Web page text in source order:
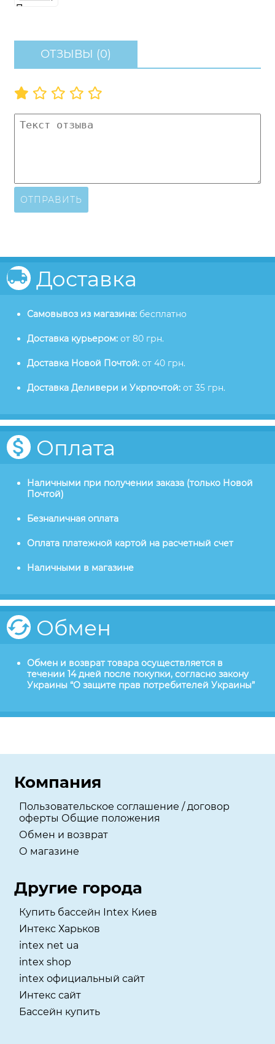
ОТЗЫВЫ (0)
ОТПРАВИТЬ
Доставка
Самовывоз из магазина: бесплатно
Доставка курьером: от 80 грн.
Доставка Новой Почтой: от 40 грн.
Доставка Деливери и Укрпочтой: от 35 грн.
Оплата
Наличными при получении заказа (только Новой
Почтой)
Безналичная оплата
Оплата платежной картой на расчетный счет
Наличными в магазине
Обмен
Обмен и возврат товара осуществляется в
течении 14 дней после покупки, согласно закону
Украины “О защите прав потребителей Украины”
Компания
Пользовательское соглашение / договор
оферты Общие положения
Обмен и возврат
О магазине
Другие города
Купить бассейн Intex Киев
Интекс Харьков
intex net ua
intex shop
intex официальный сайт
Интекс сайт
Бассейн купить